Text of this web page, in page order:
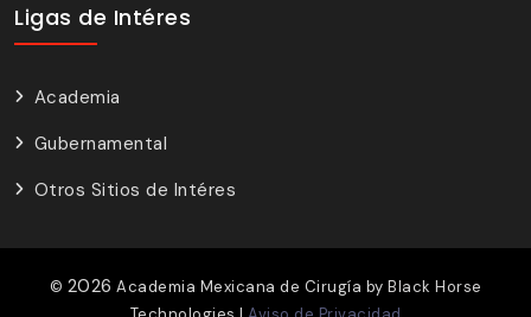
Ligas de Intéres
Academia
Gubernamental
Otros Sitios de Intéres
© 2026 Academia Mexicana de Cirugía by Black Horse